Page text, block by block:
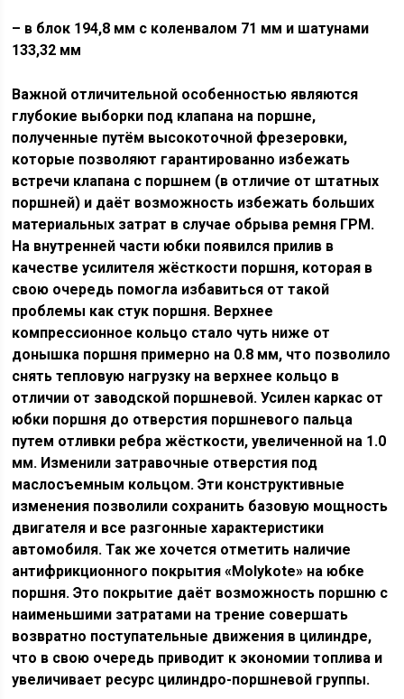
– в блок 194,8 мм с коленвалом 71 мм и шатунами
133,32 мм
Важной отличительной особенностью являются
глубокие выборки под клапана на поршне,
полученные путём высокоточной фрезеровки,
которые позволяют гарантированно избежать
встречи клапана с поршнем (в отличие от штатных
поршней) и даёт возможность избежать больших
материальных затрат в случае обрыва ремня ГРМ.
На внутренней части юбки появился прилив в
качестве усилителя жёсткости поршня, которая в
свою очередь помогла избавиться от такой
проблемы как стук поршня. Верхнее
компрессионное кольцо стало чуть ниже от
донышка поршня примерно на 0.8 мм, что позволило
снять тепловую нагрузку на верхнее кольцо в
отличии от заводской поршневой. Усилен каркас от
юбки поршня до отверстия поршневого пальца
путем отливки ребра жёсткости, увеличенной на 1.0
мм. Изменили затравочные отверстия под
маслосъемным кольцом. Эти конструктивные
изменения позволили сохранить базовую мощность
двигателя и все разгонные характеристики
автомобиля. Так же хочется отметить наличие
антифрикционного покрытия «Molykote» на юбке
поршня. Это покрытие даёт возможность поршню с
наименьшими затратами на трение совершать
возвратно поступательные движения в цилиндре,
что в свою очередь приводит к экономии топлива и
увеличивает ресурс цилиндро-поршневой группы.